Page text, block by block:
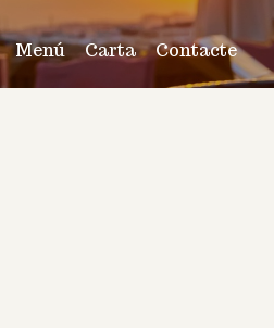
Menú Carta Contacte